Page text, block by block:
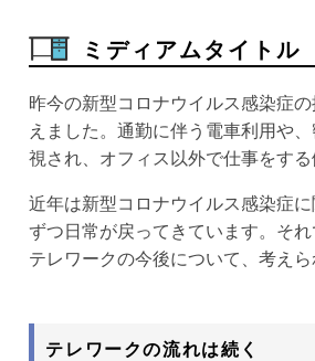
ミディアムタイトル
昨今の新型コロナウイルス感染症
えました。通勤に伴う電車利用や
視され、オフィス以外で仕事をす
近年は新型コロナウイルス感染症
ずつ日常が戻ってきています。そ
テレワークの今後について、考え
テレワークの流れは続く